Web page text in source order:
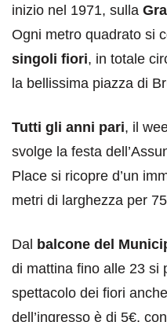
inizio nel 1971, sulla
Ogni metro quadrato si
singoli fiori, in totale
la bellissima piazza di
Tutti gli anni pari, il
svolge la festa
Place si ricopre d’un
metri di larghezza per
Dal balcone del
di mattina fino alle 23 si
spettacolo dei fiori
dell’ingresso è di 5€,